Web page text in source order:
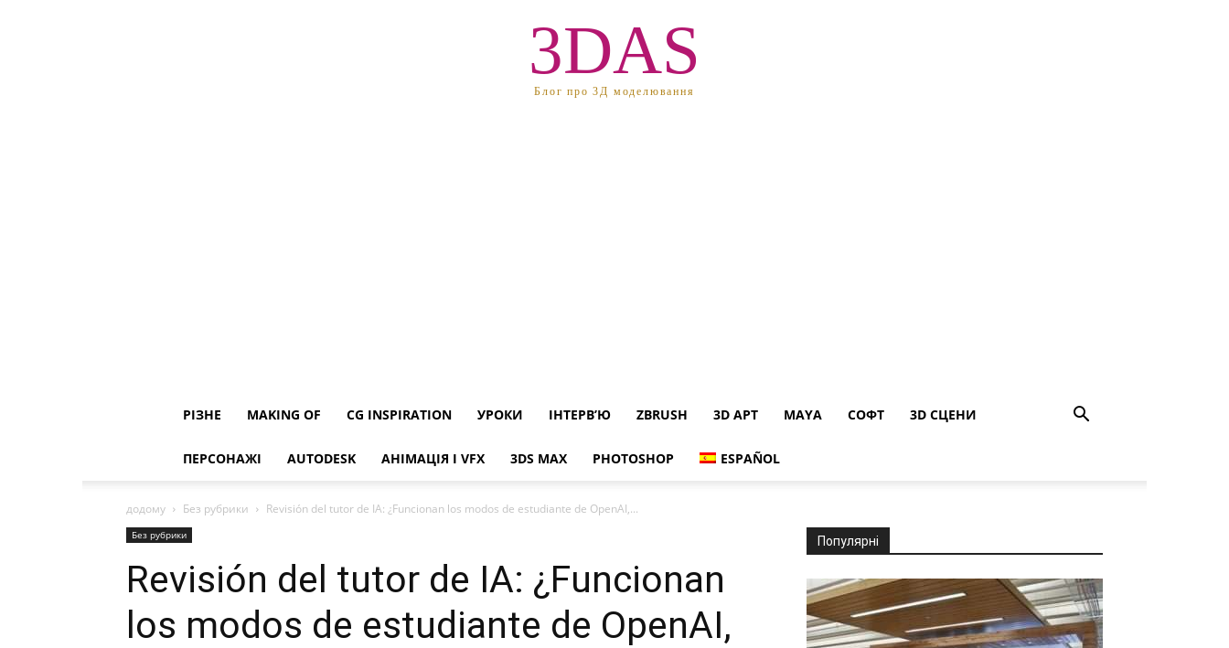
3DAS
Блог про 3Д моделювання
РІЗНЕ MAKING OF CG INSPIRATION УРОКИ ІНТЕРВ’Ю ZBRUSH 3D АРТ MAYA СОФТ 3D СЦЕНИ
ПЕРСОНАЖІ AUTODESK АНІМАЦІЯ І VFX 3DS MAX PHOTOSHOP ESPAÑOL
додому Без рубрики Revisión del tutor de IA: ¿Funcionan los modos de estudiante de OpenAI,...
Без рубрики
Revisión del tutor de IA: ¿Funcionan
los modos de estudiante de OpenAI,
Популярні